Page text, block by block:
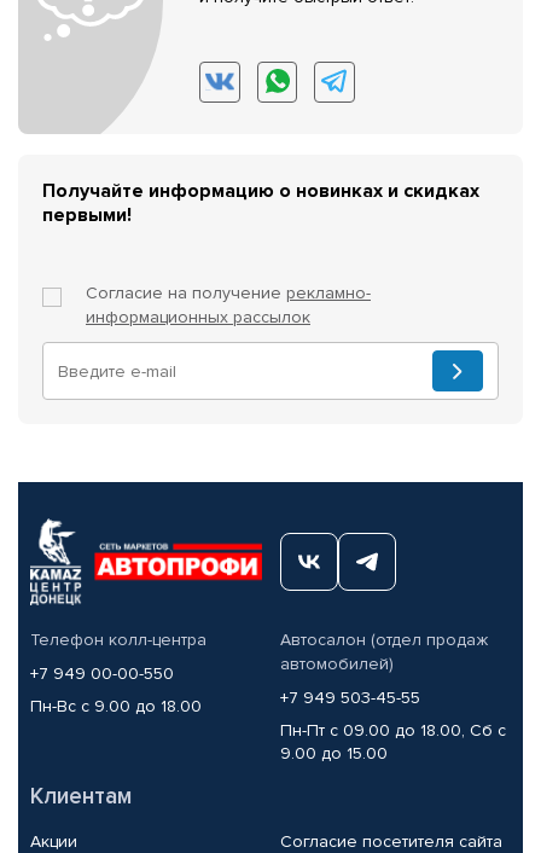
Получайте информацию о новинках и скидках
первыми!
Согласие на получение рекламно-
информационных рассылок
Телефон колл-центра
+7 949 00-00-550
Пн-Вс с 9.00 до 18.00
Автосалон (отдел продаж
автомобилей)
+7 949 503-45-55
Пн-Пт с 09.00 до 18.00, Сб с
9.00 до 15.00
Клиентам
Акции Согласие посетителя сайта